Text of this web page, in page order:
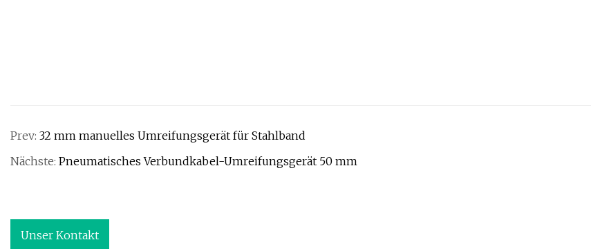
Prev: 32 mm manuelles Umreifungsgerät für Stahlband
Nächste: Pneumatisches Verbundkabel-Umreifungsgerät 50 mm
Unser Kontakt